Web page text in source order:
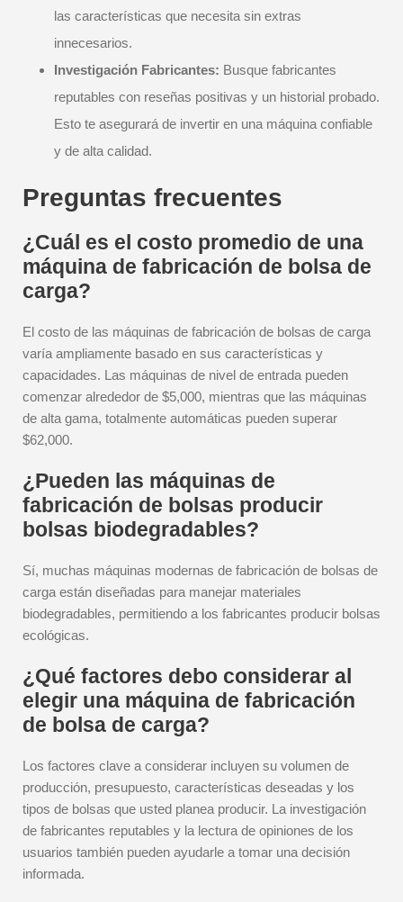
las características que necesita sin extras
innecesarios.
Investigación Fabricantes: Busque fabricantes
reputables con reseñas positivas y un historial probado.
Esto te asegurará de invertir en una máquina confiable
y de alta calidad.
Preguntas frecuentes
¿Cuál es el costo promedio de una
máquina de fabricación de bolsa de
carga?
El costo de las máquinas de fabricación de bolsas de carga
varía ampliamente basado en sus características y
capacidades. Las máquinas de nivel de entrada pueden
comenzar alrededor de $5,000, mientras que las máquinas
de alta gama, totalmente automáticas pueden superar
$62,000.
¿Pueden las máquinas de
fabricación de bolsas producir
bolsas biodegradables?
Sí, muchas máquinas modernas de fabricación de bolsas de
carga están diseñadas para manejar materiales
biodegradables, permitiendo a los fabricantes producir bolsas
ecológicas.
¿Qué factores debo considerar al
elegir una máquina de fabricación
de bolsa de carga?
Los factores clave a considerar incluyen su volumen de
producción, presupuesto, características deseadas y los
tipos de bolsas que usted planea producir. La investigación
de fabricantes reputables y la lectura de opiniones de los
usuarios también pueden ayudarle a tomar una decisión
informada.